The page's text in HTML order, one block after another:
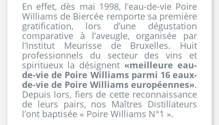
En effet, dès mai 1998, l’eau-de-vie Poire
Williams de Biercée remporte sa première
gratification, lors d’une dégustation
comparative à l’aveugle, organisée par
l’Institut Meurisse de Bruxelles. Huit
professionnels du secteur des vins et
spiritueux la désignent «meilleure eau-
de-vie de Poire Williams parmi 16 eaux-
de-vie de Poire Williams européennes».
Depuis lors, fiers de cette reconnaissance
de leurs pairs, nos Maîtres Distillateurs
l’ont baptisée « Poire Williams N°1 ».